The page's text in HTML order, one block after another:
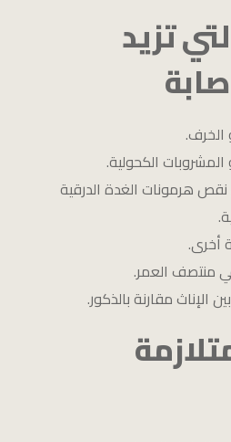
تزيد
الخرف.
الكحولية.
هرمونات الغدة الدرقية
أخرى.
منتصف العمر.
الإناث مقارنة بالذكور.